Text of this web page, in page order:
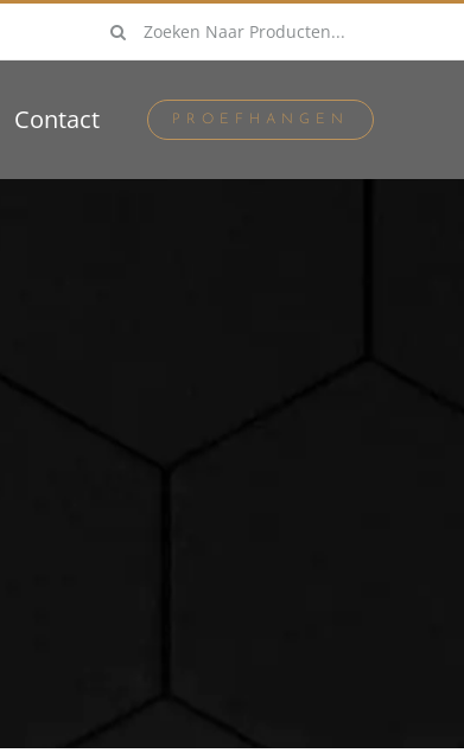
Zoeken
naar:
Contact PROEFHANGEN